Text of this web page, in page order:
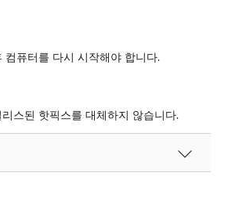
컴퓨터를 다시 시작해야 합니다.
스된 핫픽스를 대체하지 않습니다.